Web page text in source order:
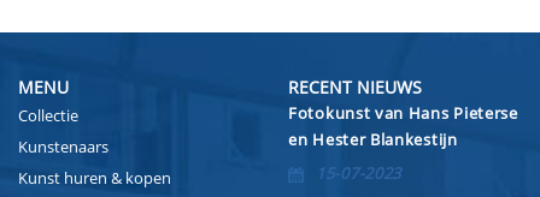
MENU
Collectie
Kunstenaars
Kunst huren & kopen
RECENT NIEUWS
Fotokunst van Hans Pieterse
en Hester Blankestijn
15-07-2023